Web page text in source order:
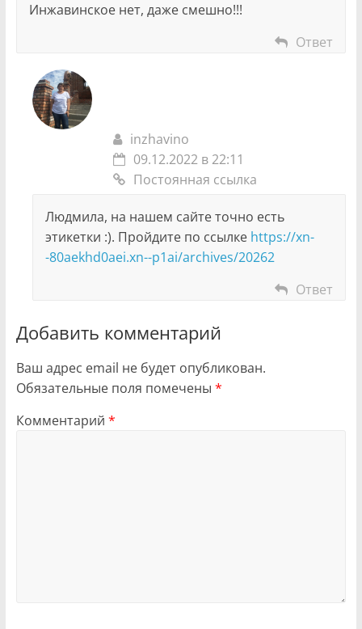
Инжавинское нет, даже смешно!!!
Ответ
inzhavino
09.12.2022 в 22:11
Постоянная ссылка
Людмила, на нашем сайте точно есть
этикетки :). Пройдите по ссылке https://xn-
-80aekhd0aei.xn--p1ai/archives/20262
Ответ
Добавить комментарий
Ваш адрес email не будет опубликован.
Обязательные поля помечены *
Комментарий *